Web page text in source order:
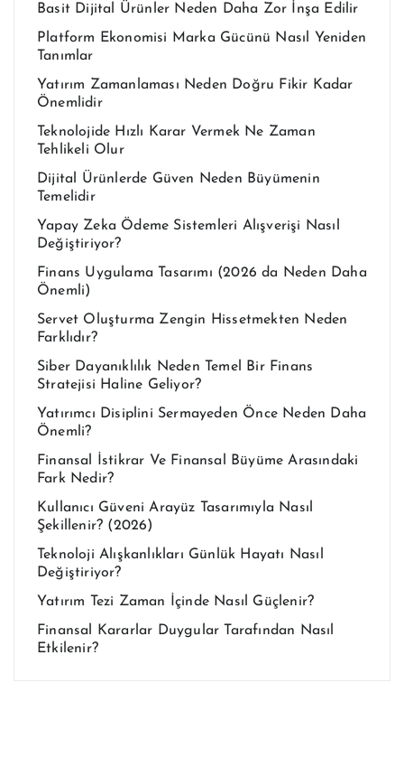
Basit Dijital Ürünler Neden Daha Zor İnşa Edilir
Platform Ekonomisi Marka Gücünü Nasıl Yeniden
Tanımlar
Yatırım Zamanlaması Neden Doğru Fikir Kadar
Önemlidir
Teknolojide Hızlı Karar Vermek Ne Zaman
Tehlikeli Olur
Dijital Ürünlerde Güven Neden Büyümenin
Temelidir
Yapay Zeka Ödeme Sistemleri Alışverişi Nasıl
Değiştiriyor?
Finans Uygulama Tasarımı (2026 da Neden Daha
Önemli)
Servet Oluşturma Zengin Hissetmekten Neden
Farklıdır?
Siber Dayanıklılık Neden Temel Bir Finans
Stratejisi Haline Geliyor?
Yatırımcı Disiplini Sermayeden Önce Neden Daha
Önemli?
Finansal İstikrar Ve Finansal Büyüme Arasındaki
Fark Nedir?
Kullanıcı Güveni Arayüz Tasarımıyla Nasıl
Şekillenir? (2026)
Teknoloji Alışkanlıkları Günlük Hayatı Nasıl
Değiştiriyor?
Yatırım Tezi Zaman İçinde Nasıl Güçlenir?
Finansal Kararlar Duygular Tarafından Nasıl
Etkilenir?